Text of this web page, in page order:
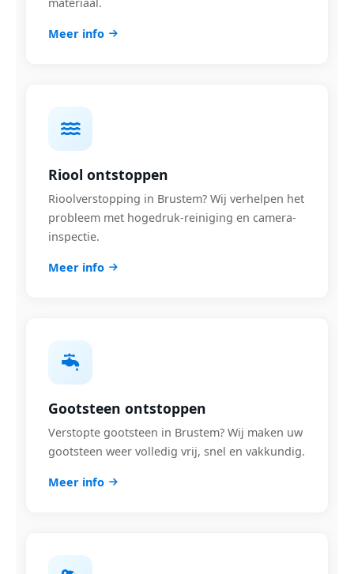
Meer info
Riool ontstoppen
Rioolverstopping in Brustem? Wij verhelpen het
probleem met hogedruk-reiniging en camera-
inspectie.
Meer info
Gootsteen ontstoppen
Verstopte gootsteen in Brustem? Wij maken uw
gootsteen weer volledig vrij, snel en vakkundig.
Meer info